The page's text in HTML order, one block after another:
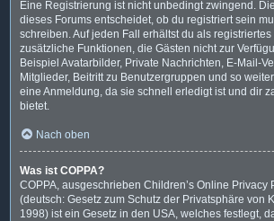
Eine Registrierung ist nicht unbedingt zwingend.
dieses Forums entscheidet, ob du registriert sein
schreiben. Auf jeden Fall erhältst du als
zusätzliche Funktionen, die Gästen nicht zur
Beispiel Avatarbilder, Private Nachrichten, E-Mail-
Mitglieder, Beitritt zu Benutzergruppen und so
eine Anmeldung, da sie schnell erledigt ist und dir
bietet.
Nach oben
Was ist COPPA?
COPPA, ausgeschrieben Children’s Online Privacy
(deutsch: Gesetz zum Schutz der Privatsphäre von
1998) ist ein Gesetz in den USA, welches festlegt,